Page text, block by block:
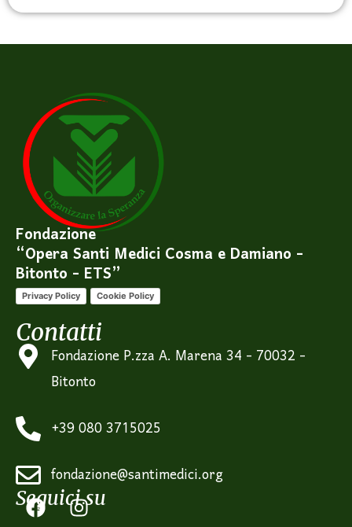
Fondazione
“Opera Santi Medici Cosma e Damiano -
Bitonto - ETS”
Privacy Policy Cookie Policy
Contatti
Fondazione P.zza A. Marena 34 - 70032 -
Bitonto
+39 080 3715025
fondazione@santimedici.org
Seguici su